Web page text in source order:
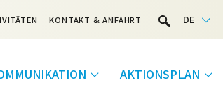
KONTAKT & ANFAHRT DE
AKTIONSPLAN